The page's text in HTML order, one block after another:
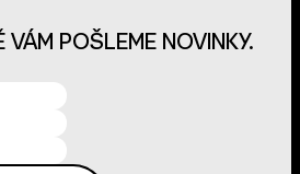
VÁM POŠLEME NOVINKY.